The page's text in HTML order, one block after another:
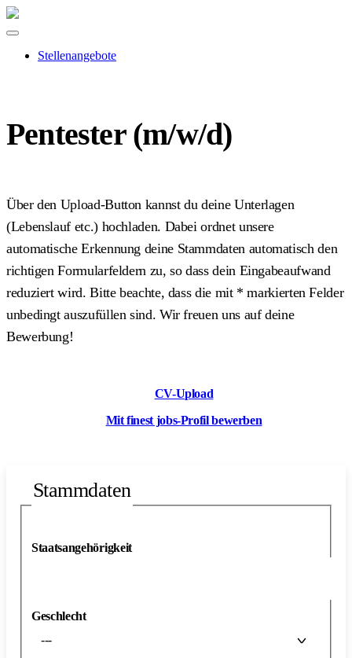
Stellenangebote
Pentester (m/w/d)
Über den Upload-Button kannst du deine Unterlagen
(Lebenslauf etc.) hochladen. Dabei ordnet unsere
automatische Erkennung deine Stammdaten automatisch den
richtigen Formularfeldern zu, so dass dein Eingabeaufwand
reduziert wird. Bitte beachte, dass die mit * markierten Felder
unbedingt auszufüllen sind. Wir freuen uns auf deine
Bewerbung!
CV-Upload
Mit finest jobs-Profil bewerben
Stammdaten
Staatsangehörigkeit
Geschlecht
---